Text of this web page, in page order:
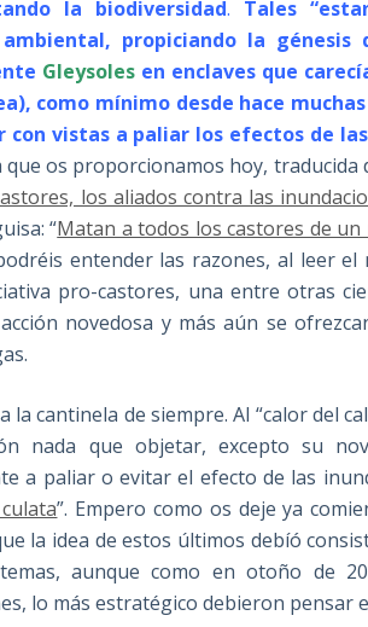
la biodiversidad. Tales
ambiental, propiciando la
Gleysoles en enclaves que
como mínimo desde hace
con vistas a paliar los efectos de
que os proporcionamos hoy,
los aliados contra las
“Matan a todos los castores de
entender las razones, al leer
pro-castores, una entre otras
novedosa y más aún se
la cantinela de siempre. Al “calor del
nada que objetar, excepto su
a paliar o evitar el efecto de las
”. Empero como os deje ya
la idea de estos últimos debíó
aunque como en otoño de
lo más estratégico debieron pensar